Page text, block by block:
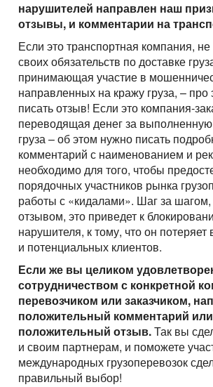
нарушителей направлен наш
отзывы, и комментарии на
Если это транспортная компания,
своих обязательств по доставке
принимающая участие в
направленных на кражу груза, – про
писать отзыв! Если это компания-
переводящая денег за
груза – об этом нужно писать
комментарий с наименованием и
необходимо для того, чтобы
порядочных участников рынка
работы с «кидалами». Шаг за шагом,
отзывом, это приведет к
нарушителя, к тому, что он потеряет
и потенциальных клиентов.
Если же вы целиком
сотрудничеством с конкретной
перевозчиком или заказчиком,
положительный комментарий или
положительный отзыв.Так вы
и своим партнерам, и поможете
международных грузоперевозок
правильный выбор!